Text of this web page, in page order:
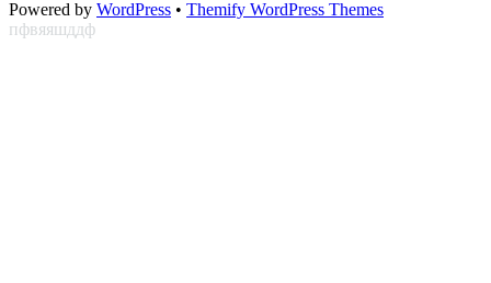
Powered by WordPress • Themify WordPress Themes
пфвяяшддф